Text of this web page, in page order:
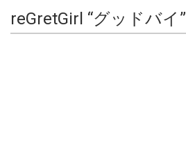
reGretGirl “グッドバイ”